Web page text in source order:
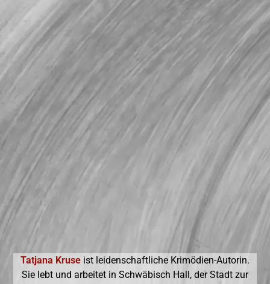
Tatjana Kruse ist leidenschaftliche Krimödien-Autorin.
Sie lebt und arbeitet in Schwäbisch Hall, der Stadt zur